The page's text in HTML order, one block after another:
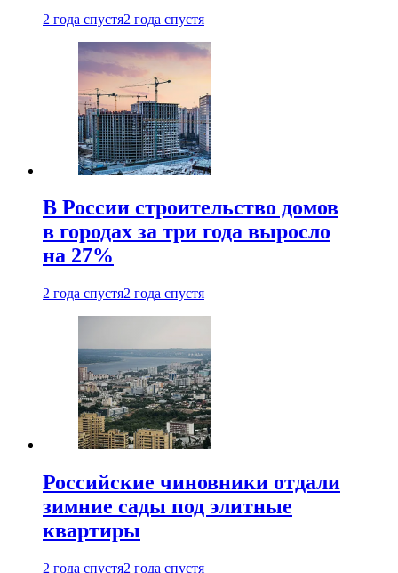
2 года спустя2 года спустя
В России строительство домов
в городах за три года выросло
на 27%
2 года спустя2 года спустя
Российские чиновники отдали
зимние сады под элитные
квартиры
2 года спустя2 года спустя